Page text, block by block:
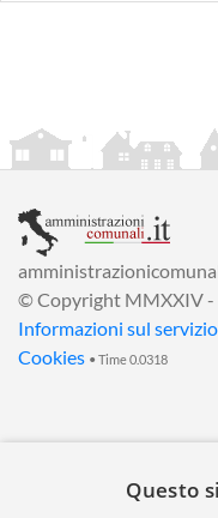
© Copyright MMXXIV -
Informazioni sul servizio
Cookies • Time 0.0318
Questo